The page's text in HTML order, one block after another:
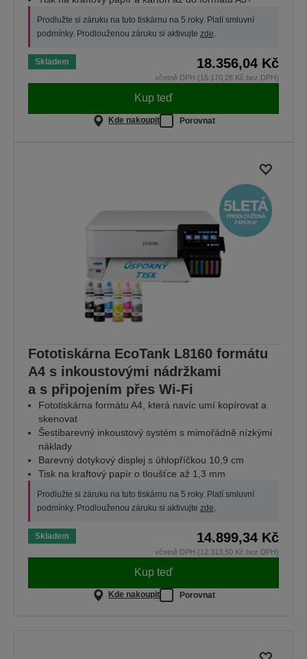
Prodlužte si záruku na tuto tiskárnu na 5 roky. Platí smluvní
podmínky. Prodlouženou záruku si aktivujte zde
Skladem 18.356,04 Kč
včetně DPH (15.170,28 Kč bez DPH)
Kup teď
Kde nakoupit Porovnat
Fototiskárna EcoTank L8160 formátu
A4 s inkoustovými nádržkami
a s připojením přes Wi-Fi
Fototiskárna formátu A4, která navíc umí kopírovat a
skenovat
Šestibarevný inkoustový systém s mimořádně nízkými
náklady
Barevný dotykový displej s úhlopříčkou 10,9 cm
Tisk na kraftový papír o tloušťce až 1,3 mm
Prodlužte si záruku na tuto tiskárnu na 5 roky. Platí smluvní
podmínky. Prodlouženou záruku si aktivujte zde.
Skladem 14.899,34 Kč
včetně DPH (12.313,50 Kč bez DPH)
Kup teď
Kde nakoupit Porovnat